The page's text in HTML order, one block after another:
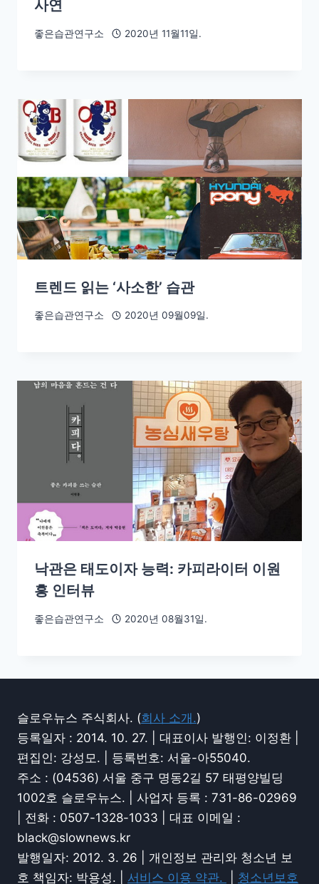
사연
좋은습관연구소 2020년 11월11일.
트렌드 읽는 ‘사소한’ 습관
좋은습관연구소 2020년 09월09일.
낙관은 태도이자 능력: 카피라이터 이원
흥 인터뷰
좋은습관연구소 2020년 08월31일.
슬로우뉴스 주식회사. (회사 소개.)
등록일자 : 2014. 10. 27. | 대표이사 발행인: 이정환 |
편집인: 강성모. | 등록번호: 서울-아55040.
주소 : (04536) 서울 중구 명동2길 57 태평양빌딩
1002호 슬로우뉴스. | 사업자 등록 : 731-86-02969
| 전화 : 0507-1328-1033 | 대표 이메일 :
black@slownews.kr
발행일자: 2012. 3. 26 | 개인정보 관리와 청소년 보
호 책임자: 박용성. | 서비스 이용 약관. 청소년보호